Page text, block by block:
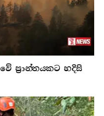
ප්‍රාන්තයකට හදිසි